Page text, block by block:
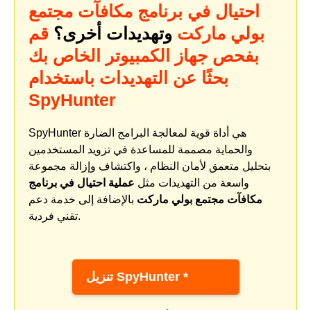
احتيال في برنامج مكافآت مجتمع
بولي ماركت وتهديدات أخرى؟ قم
بفحص جهاز الكمبيوتر الخاص بك
بحثًا عن التهديدات باستخدام
SpyHunter
SpyHunter هي أداة قوية لمعالجة البرامج الضارة
والحماية مصممة للمساعدة في تزويد المستخدمين
بتحليل متعمق لأمان النظام ، واكتشاف وإزالة مجموعة
واسعة من التهديدات مثل عملية احتيال في برنامج
مكافآت مجتمع بولي ماركت بالإضافة إلى خدمة دعم
تقني فردية.
تنزيل SpyHunter *